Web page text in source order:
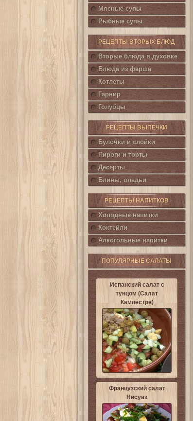
Мясные супы
Рыбные супы
РЕЦЕПТЫ ВТОРЫХ БЛЮД
Вторые блюда в духовке
Блюда из фарша
Котлеты
Гарнир
Голубцы
РЕЦЕПТЫ ВЫПЕЧКИ
Булочки и слойки
Пироги и торты
Десерты
Блины, оладьи
РЕЦЕПТЫ НАПИТКОВ
Холодные напитки
Коктейли
Алкогольные напитки
ПОПУЛЯРНЫЕ САЛАТЫ
Испанский салат с
тунцом (Салат
Кампестре)
Французский салат
Нисуаз